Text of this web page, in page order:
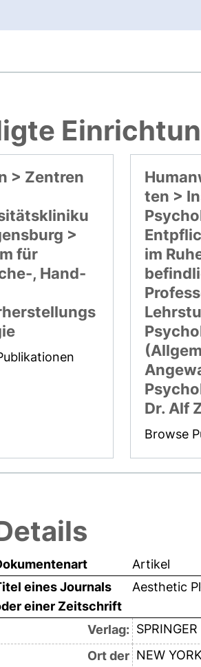
> Zentren
>
für
, Hand-
ten >
im
Dr. Alf
Browse
Artikel
eines Journals
einer Zeitschrift
Aesthetic
Verlag: SPRINGER
Ort der NEW YORK